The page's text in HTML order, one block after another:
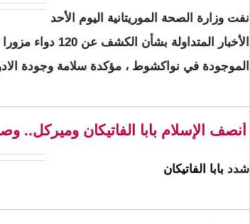
نفت وزارة الصحة الموريتانية اليوم الأحد
الأخبار
الموجودة في نواكشوط ، مؤكدة سلامة وجودة
أنصف الإسلام بابا الفاتيكان وميركل..
شدد بابا الفاتيكان